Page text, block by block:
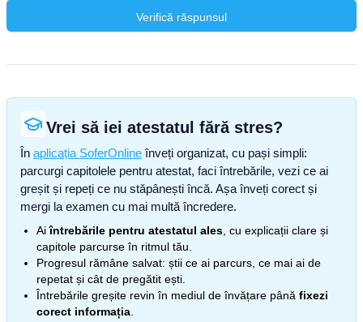
Verifică răspunsul
Vrei să iei atestatul fără stres?
În aplicația SoferOnline înveți organizat, cu pași simpli:
parcurgi capitolele pentru atestat, faci întrebările, vezi ce ai
greșit și repeți ce nu stăpânești încă. Așa înveți corect și
mergi la examen cu mai multă încredere.
Aiîntrebările pentru atestatul ales , cu explicații clare și
capitole parcurse în ritmul tău.
Progresul rămâne salvat: știi ce ai parcurs, ce mai ai de
repetat și cât de pregătit ești.
Întrebările greșite revin în mediul de învățare până fixezi
corect informația